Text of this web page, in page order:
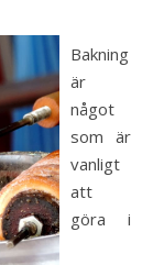
Bakning
är
något
som är
vanligt
att
göra i